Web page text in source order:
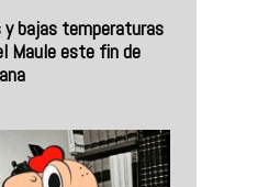
y bajas temperaturas
Maule este fin de